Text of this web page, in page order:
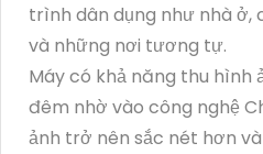
trình dân dụng như nhà ở,
và những nơi tương tự.
Máy có khả năng thu hình
đêm nhờ vào công nghệ
ảnh trở nên sắc nét hơn